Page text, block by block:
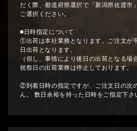
だく際、都道府県選択で「新潟県佐渡市
ご選択ください。
■日時指定について
①出荷は本社業務となります。ご注文が
日出荷となります。
（但し、事情により後日の出荷となる場
祝祭日の出荷業務は停止しております。
②到着日時の指定ですが、ご注文日の次
ん。 数日余裕を持った日時をご指定下さ